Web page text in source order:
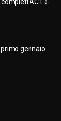
AC1 e
primo gennaio